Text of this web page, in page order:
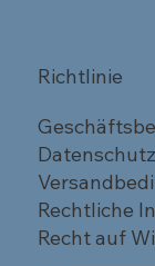
Richtlinie
Rechtliche
Recht auf